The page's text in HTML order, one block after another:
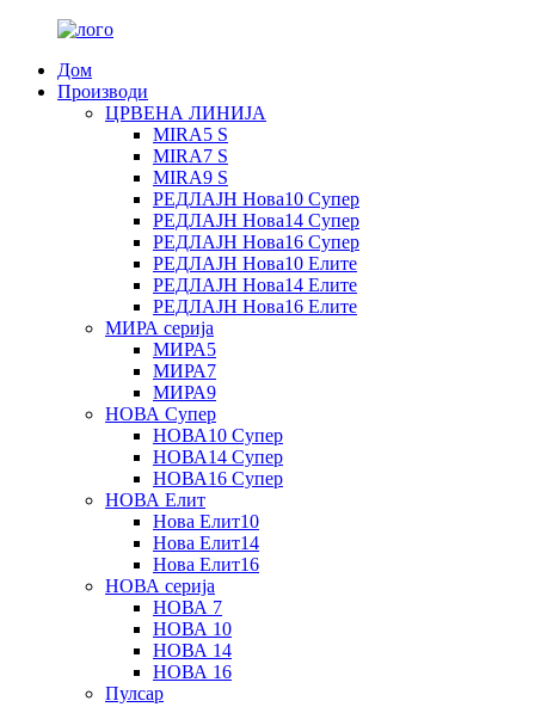
Дом
Производи
ЦРВЕНА ЛИНИЈА
MIRA5 S
MIRA7 S
MIRA9 S
РЕДЛАЈН Нова10 Супер
РЕДЛАЈН Нова14 Супер
РЕДЛАЈН Нова16 Супер
РЕДЛАЈН Нова10 Елите
РЕДЛАЈН Нова14 Елите
РЕДЛАЈН Нова16 Елите
МИРА серија
МИРА5
МИРА7
МИРА9
НОВА Супер
НОВА10 Супер
НОВА14 Супер
НОВА16 Супер
НОВА Елит
Нова Елит10
Нова Елит14
Нова Елит16
НОВА серија
НОВА 7
НОВА 10
НОВА 14
НОВА 16
Пулсар